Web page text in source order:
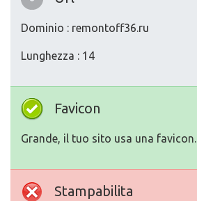
Dominio : remontoff36.ru
Lunghezza : 14
Favicon
Grande, il tuo sito usa una favicon.
Stampabilita